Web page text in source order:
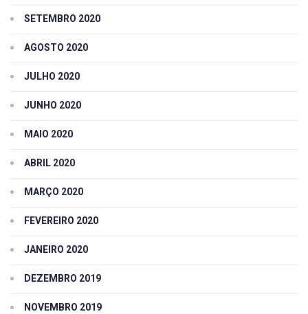
SETEMBRO 2020
AGOSTO 2020
JULHO 2020
JUNHO 2020
MAIO 2020
ABRIL 2020
MARÇO 2020
FEVEREIRO 2020
JANEIRO 2020
DEZEMBRO 2019
NOVEMBRO 2019